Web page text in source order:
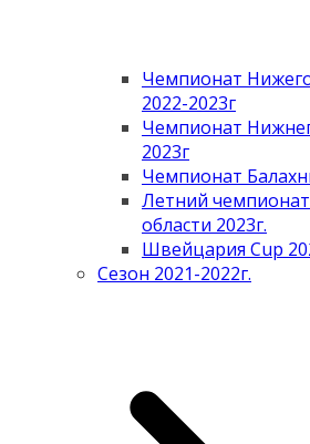
Чемпионат
2022-2023г
Чемпионат
2023г
Чемпионат
Летний
области 2023г.
Швейцария Cup
Сезон 2021-2022г.